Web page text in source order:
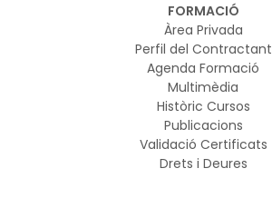
FORMACIÓ
Àrea Privada
Perfil del Contractant
Agenda Formació
Multimèdia
Històric Cursos
Publicacions
Validació Certificats
Drets i Deures